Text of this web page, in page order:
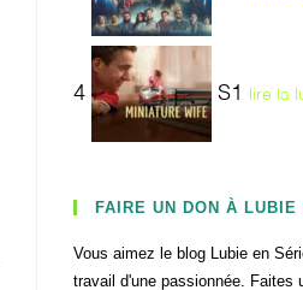
4 S1 lire la
FAIRE UN DON À
Vous aimez le blog Lubie en
travail d'une passionnée. Faites